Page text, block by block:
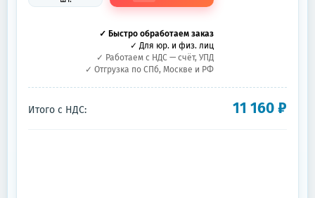
✓ Быстро обработаем заказ
✓ Для юр. и физ. лиц
✓ Работаем с НДС — счёт, УПД
✓ Отгрузка по СПб, Москве и РФ
Итого с НДС: 11 160₽